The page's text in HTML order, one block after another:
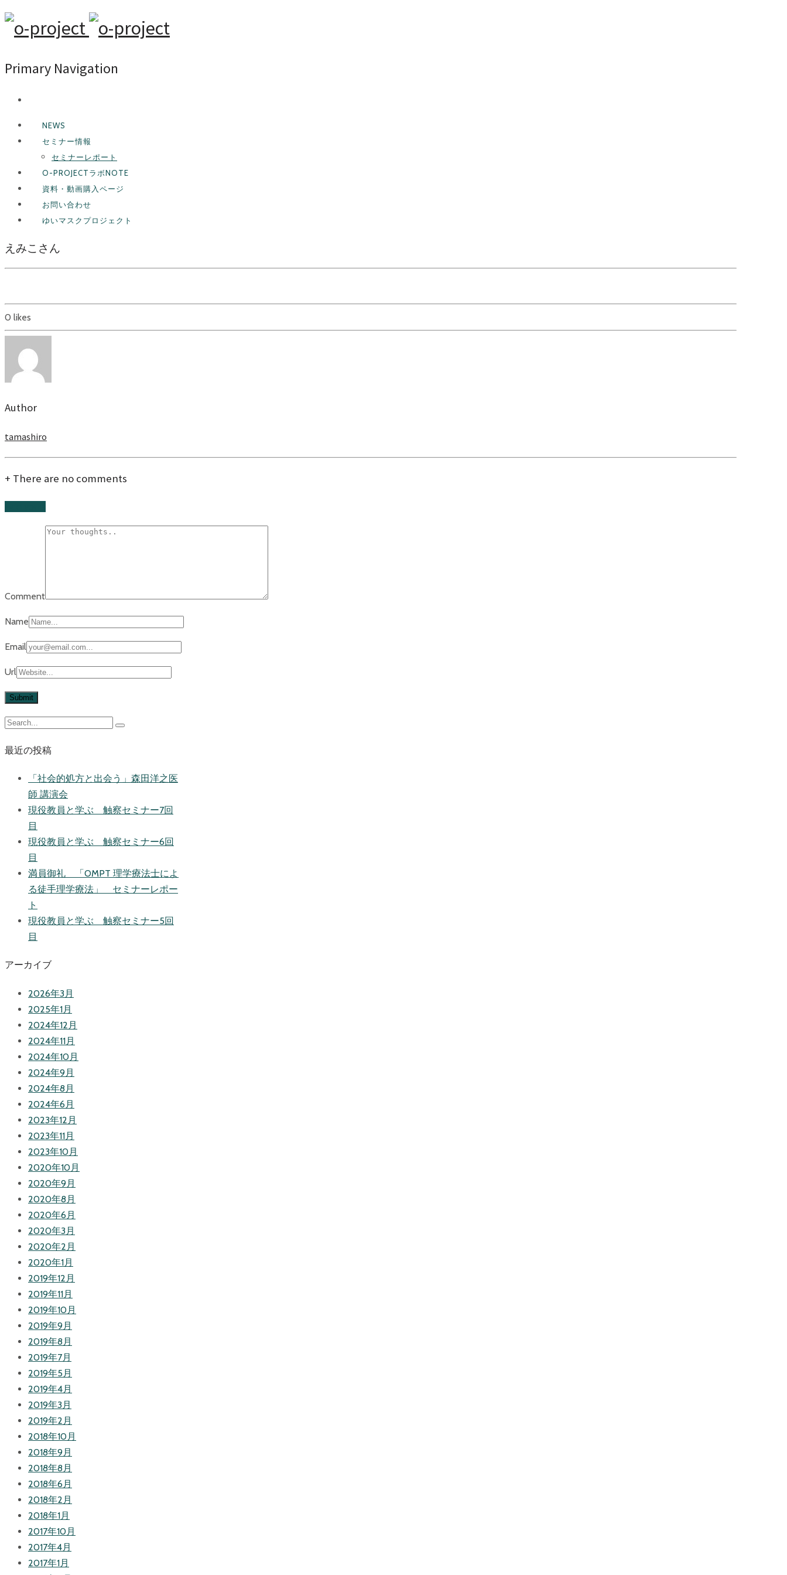
Primary Navigation
NEWS
セミナー情報
セミナーレポート
O-PROJECTラボNOTE
資料・動画購入ページ
お問い合わせ
ゆいマスクプロジェクト
えみこさん
0 likes
Author
tamashiro
+ There are no comments
Comment
Name
Email
Url
最近の投稿
「社会的処方と出会う」森田洋之医
師 講演会
現役教員と学ぶ 触察セミナー7回
目
現役教員と学ぶ 触察セミナー6回
目
満員御礼 「OMPT 理学療法士によ
る徒手理学療法」 セミナーレポー
ト
現役教員と学ぶ 触察セミナー5回
目
アーカイブ
2026年3月
2025年1月
2024年12月
2024年11月
2024年10月
2024年9月
2024年8月
2024年6月
2023年12月
2023年11月
2023年10月
2020年10月
2020年9月
2020年8月
2020年6月
2020年3月
2020年2月
2020年1月
2019年12月
2019年11月
2019年10月
2019年9月
2019年8月
2019年7月
2019年5月
2019年4月
2019年3月
2019年2月
2018年10月
2018年9月
2018年8月
2018年6月
2018年2月
2018年1月
2017年10月
2017年4月
2017年1月